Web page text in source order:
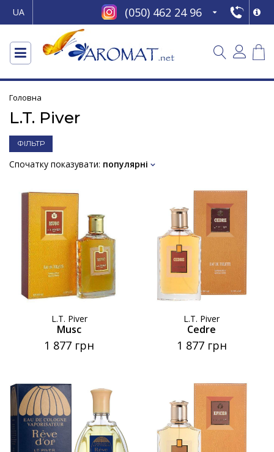
UA (050) 462 24 96
Головна
L.T. Piver
ФІЛЬТР
Спочатку показувати: популярні
L.T. Piver
Musc
1 877 грн
L.T. Piver
Cedre
1 877 грн